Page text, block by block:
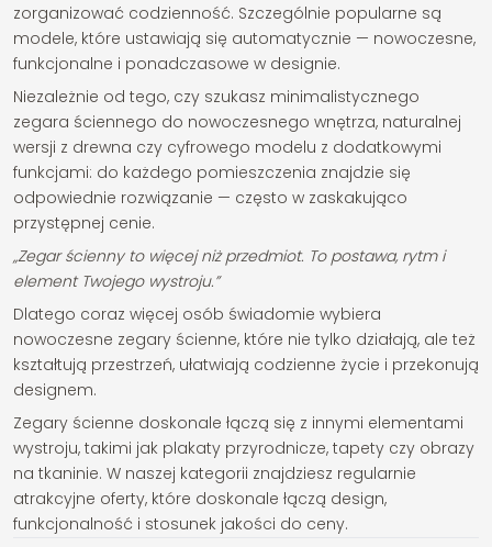
zorganizować codzienność. Szczególnie popularne są
modele, które ustawiają się automatycznie — nowoczesne,
funkcjonalne i ponadczasowe w designie.
Niezależnie od tego, czy szukasz minimalistycznego
zegara ściennego do nowoczesnego wnętrza, naturalnej
wersji z drewna czy cyfrowego modelu z dodatkowymi
funkcjami: do każdego pomieszczenia znajdzie się
odpowiednie rozwiązanie — często w zaskakująco
przystępnej cenie.
„Zegar ścienny to więcej niż przedmiot. To postawa, rytm i
element Twojego wystroju.”
Dlatego coraz więcej osób świadomie wybiera
nowoczesne zegary ścienne, które nie tylko działają, ale też
kształtują przestrzeń, ułatwiają codzienne życie i przekonują
designem.
Zegary ścienne doskonale łączą się z innymi elementami
wystroju, takimi jak plakaty przyrodnicze, tapety czy obrazy
na tkaninie. W naszej kategorii znajdziesz regularnie
atrakcyjne oferty, które doskonale łączą design,
funkcjonalność i stosunek jakości do ceny.